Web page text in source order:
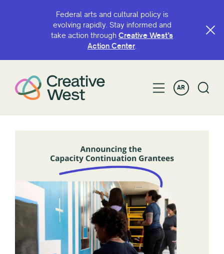
Federal arts and cultural policy is
evolving rapidly. Stay informed and
take action through Creative West’s
Action Center.
AR